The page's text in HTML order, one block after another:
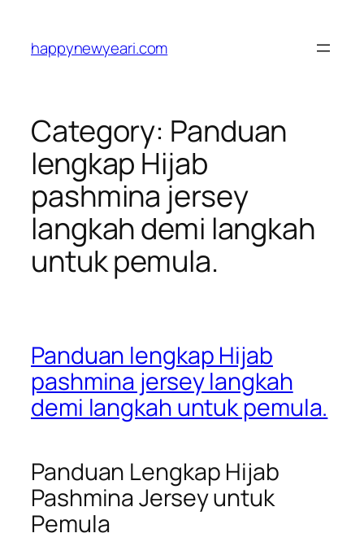
content
happynewyeari.com
Category: Panduan
lengkap Hijab
pashmina jersey
langkah demi langkah
untuk pemula.
Panduan lengkap Hijab
pashmina jersey langkah
demi langkah untuk pemula.
Panduan Lengkap Hijab
Pashmina Jersey untuk
Pemula